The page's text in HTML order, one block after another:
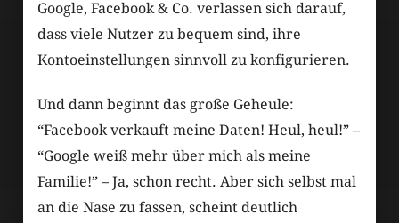
Google, Facebook & Co. verlassen sich darauf,
dass viele Nutzer zu bequem sind, ihre
Kontoeinstellungen sinnvoll zu konfigurieren.
Und dann beginnt das große Geheule:
“Facebook verkauft meine Daten! Heul, heul!” –
“Google weiß mehr über mich als meine
Familie!” – Ja, schon recht. Aber sich selbst mal
an die Nase zu fassen, scheint deutlich